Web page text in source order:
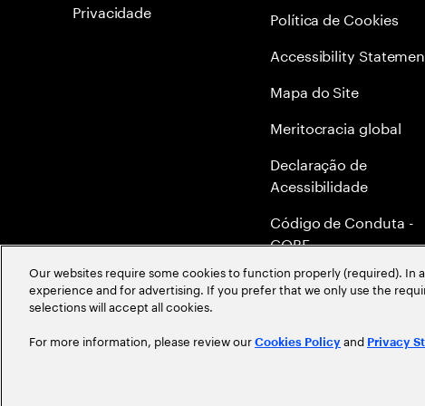
Privacidade
Política de Cookies
Accessibility
Mapa do Site
Meritocracia global
Declaração de
Acessibilidade
Código de Conduta -
COBE
Canal de Denúncia –
Ethics Helpline
©2026Accenture. All Rights Reserved.
Our websites require some cookies to function properly (required).
experience and for advertising. If you prefer that we only use the
selections will accept all cookies.
For more information, please review our Cookies Policy and Privacy